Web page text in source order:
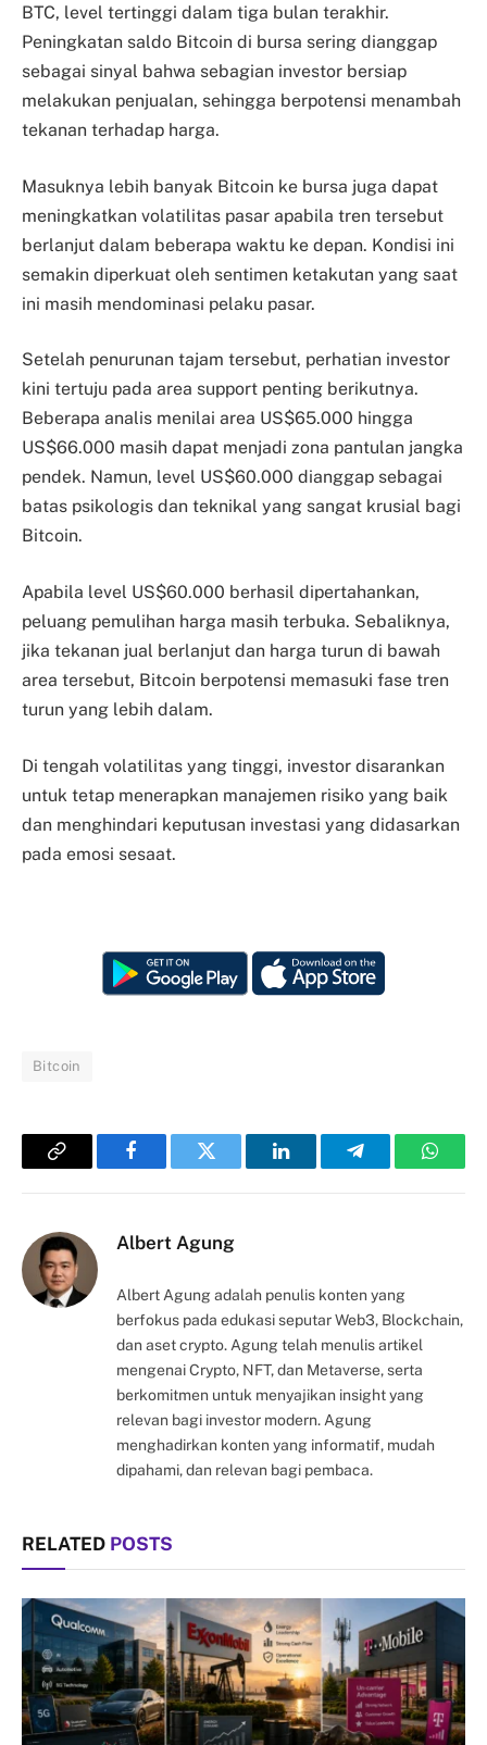
BTC, level tertinggi dalam tiga bulan terakhir.
Peningkatan saldo Bitcoin di bursa sering dianggap
sebagai sinyal bahwa sebagian investor bersiap
melakukan penjualan, sehingga berpotensi menambah
tekanan terhadap harga.
Masuknya lebih banyak Bitcoin ke bursa juga dapat
meningkatkan volatilitas pasar apabila tren tersebut
berlanjut dalam beberapa waktu ke depan. Kondisi ini
semakin diperkuat oleh sentimen ketakutan yang saat
ini masih mendominasi pelaku pasar.
Setelah penurunan tajam tersebut, perhatian investor
kini tertuju pada area support penting berikutnya.
Beberapa analis menilai area US$65.000 hingga
US$66.000 masih dapat menjadi zona pantulan jangka
pendek. Namun, level US$60.000 dianggap sebagai
batas psikologis dan teknikal yang sangat krusial bagi
Bitcoin.
Apabila level US$60.000 berhasil dipertahankan,
peluang pemulihan harga masih terbuka. Sebaliknya,
jika tekanan jual berlanjut dan harga turun di bawah
area tersebut, Bitcoin berpotensi memasuki fase tren
turun yang lebih dalam.
Di tengah volatilitas yang tinggi, investor disarankan
untuk tetap menerapkan manajemen risiko yang baik
dan menghindari keputusan investasi yang didasarkan
pada emosi sesaat.
Bitcoin
Copy
FacebookTwitter LinkedInTelegram
Albert Agung
Albert Agung adalah penulis konten yang
berfokus pada edukasi seputar Web3, Blockchain,
dan aset crypto. Agung telah menulis artikel
mengenai Crypto, NFT, dan Metaverse, serta
berkomitmen untuk menyajikan insight yang
relevan bagi investor modern. Agung
menghadirkan konten yang informatif, mudah
dipahami, dan relevan bagi pembaca.
RELATED POSTS